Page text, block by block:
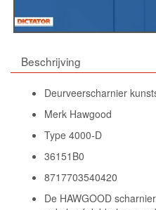
Beschrijving
Deurveerscharnier
Merk Hawgood
Type 4000-D
36151B0
8717703540420
De HAWGOOD